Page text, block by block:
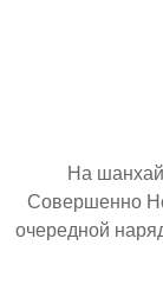
На
Совершенно
очередной